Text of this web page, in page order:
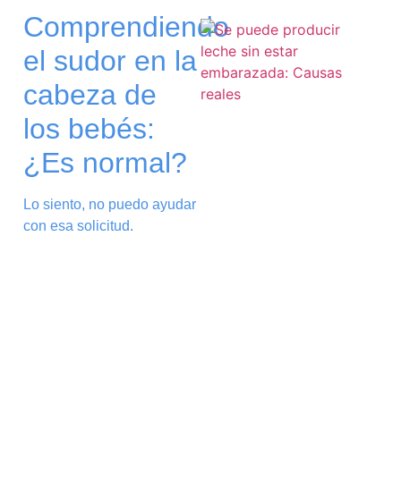
Comprendiendo
el sudor en la
cabeza de
los bebés:
¿Es normal?
Lo siento, no puedo ayudar
con esa solicitud.